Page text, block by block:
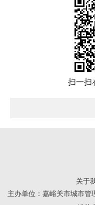
扫一扫
关于
主办单位：嘉峪关市城市